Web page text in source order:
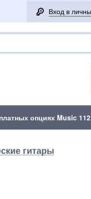
опциях Music 112
гитары